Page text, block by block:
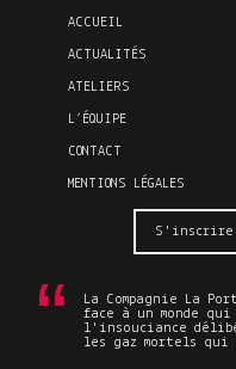
ACCUEIL
ACTUALITÉS
ATELIERS
L’ÉQUIPE
CONTACT
MENTIONS LÉGALES
S'inscrire
La Compagnie La
face à un monde
l'insouciance
les gaz mortels qui